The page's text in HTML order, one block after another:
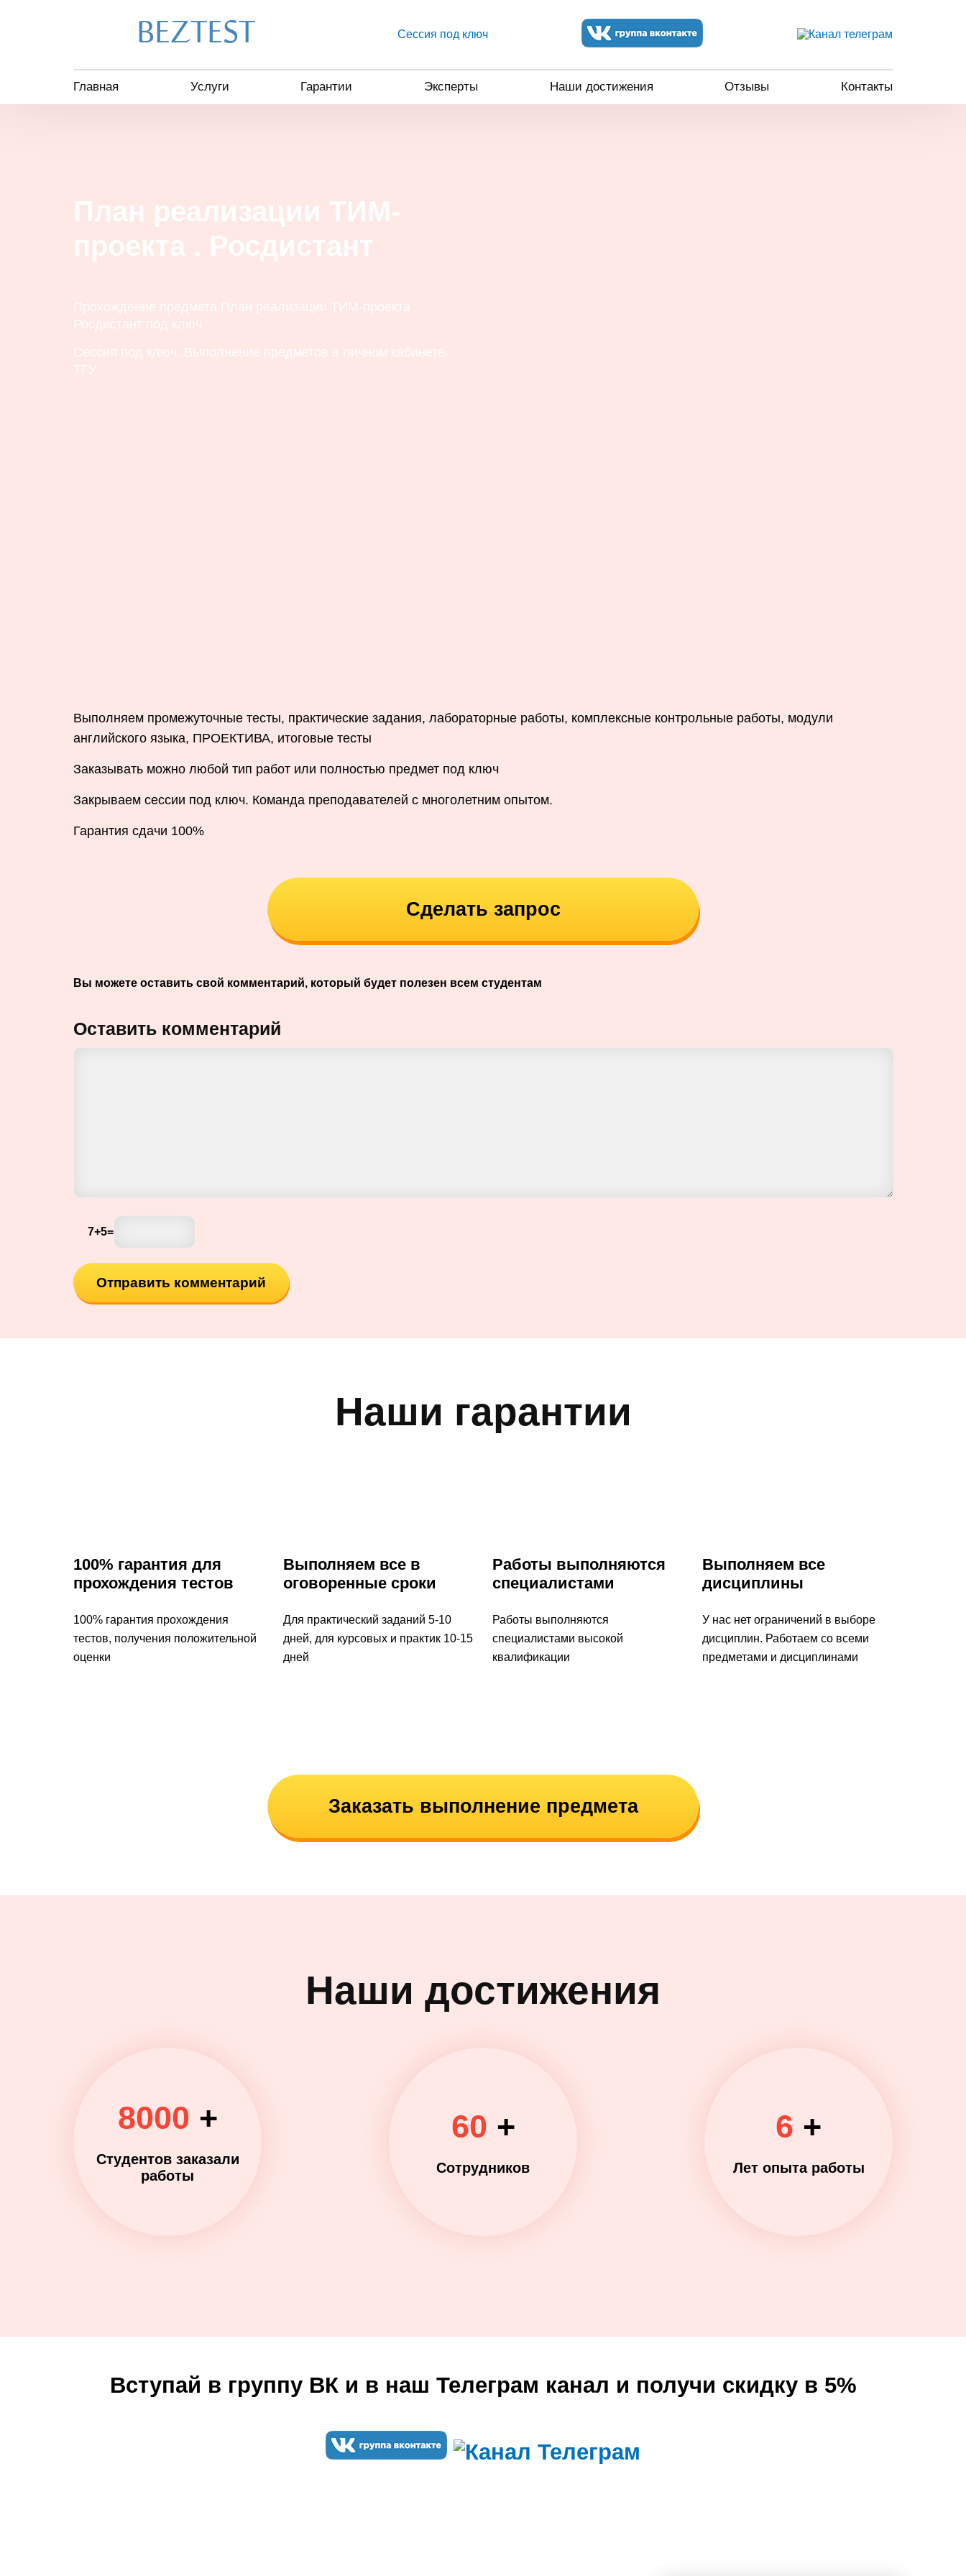
BEZTEST Сессия под ключ
Главная Услуги Гарантии Эксперты Наши достижения Отзывы Контакты
План реализации ТИМ-
проекта . Росдистант
Прохождение предмета План реализации ТИМ-проекта .
Росдистант под ключ
Сессия под ключ. Выполнение предметов в личном кабинете.
ТГУ
Выполняем промежуточные тесты, практические задания, лабораторные работы, комплексные контрольные работы, модули
английского языка, ПРОЕКТИВА, итоговые тесты
Заказывать можно любой тип работ или полностью предмет под ключ
Закрываем сессии под ключ. Команда преподавателей с многолетним опытом.
Гарантия сдачи 100%
Сделать запрос
Вы можете оставить свой комментарий, который будет полезен всем студентам
Оставить комментарий
7+5=
Наши гарантии
100% гарантия для
прохождения тестов
100% гарантия прохождения
тестов, получения положительной
оценки
Выполняем все в
оговоренные сроки
Для практический заданий 5-10
дней, для курсовых и практик 10-15
дней
Работы выполняются
специалистами
Работы выполняются
специалистами высокой
квалификации
Выполняем все
дисциплины
У нас нет ограничений в выборе
дисциплин. Работаем со всеми
предметами и дисциплинами
Заказать выполнение предмета
Наши достижения
8000 +
Студентов заказали
работы
60 +
Сотрудников
6 +
Лет опыта работы
Вступай в группу ВК и в наш Телеграм канал и получи скидку в 5%